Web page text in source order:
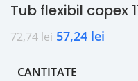
Tub flexibil copex
72,74lei 57,24 lei
CANTITATE